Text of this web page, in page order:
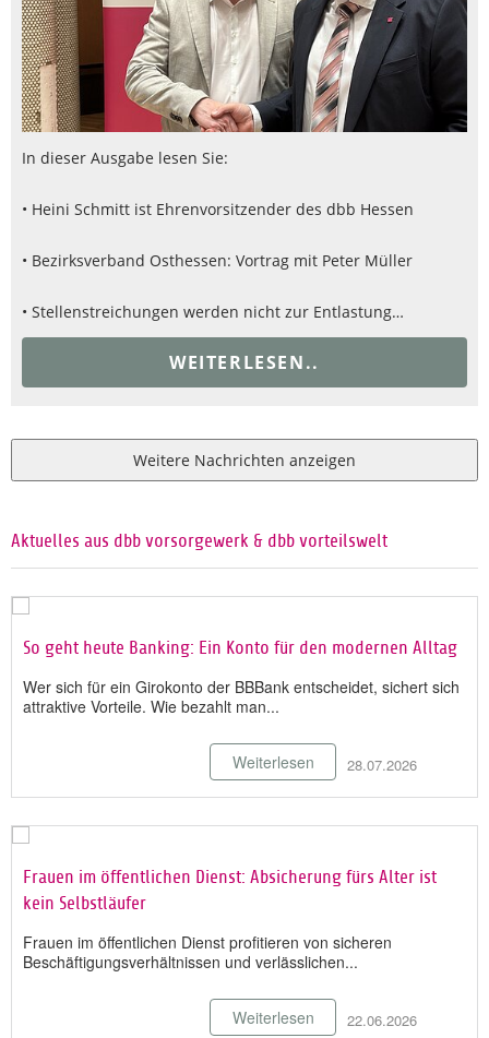
In dieser Ausgabe lesen Sie:
• Heini Schmitt ist Ehrenvorsitzender des dbb Hessen
• Bezirksverband Osthessen: Vortrag mit Peter Müller
• Stellenstreichungen werden nicht zur Entlastung…
WEITERLESEN..
Weitere Nachrichten anzeigen
Aktuelles aus dbb vorsorgewerk & dbb vorteilswelt
So geht heute Banking: Ein Konto für den modernen Alltag
Wer sich für ein Girokonto der BBBank entscheidet, sichert sich
attraktive Vorteile. Wie bezahlt man...
28.07.2026
Weiterlesen
Frauen im öffentlichen Dienst: Absicherung fürs Alter ist
kein Selbstläufer
Frauen im öffentlichen Dienst profitieren von sicheren
Beschäftigungsverhältnissen und verlässlichen...
22.06.2026
Weiterlesen